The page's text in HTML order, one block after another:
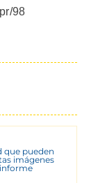
98
que pueden
imágenes